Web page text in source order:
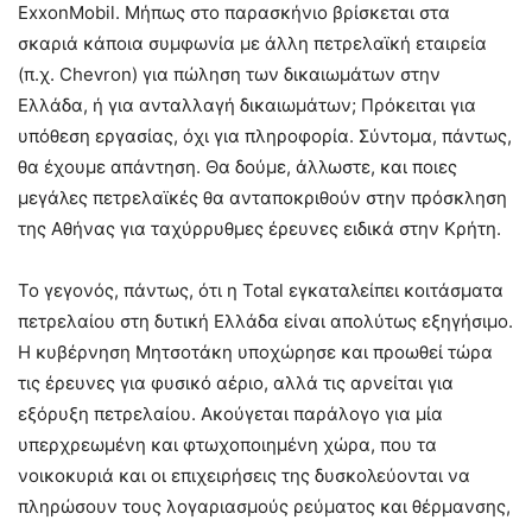
ExxonMobil. Μήπως στο παρασκήνιο βρίσκεται στα
σκαριά κάποια συμφωνία με άλλη πετρελαϊκή εταιρεία
(π.χ. Chevron) για πώληση των δικαιωμάτων στην
Ελλάδα, ή για ανταλλαγή δικαιωμάτων; Πρόκειται για
υπόθεση εργασίας, όχι για πληροφορία. Σύντομα, πάντως,
θα έχουμε απάντηση. Θα δούμε, άλλωστε, και ποιες
μεγάλες πετρελαϊκές θα ανταποκριθούν στην πρόσκληση
της Αθήνας για ταχύρρυθμες έρευνες ειδικά στην Κρήτη.
Το γεγονός, πάντως, ότι η Total εγκαταλείπει κοιτάσματα
πετρελαίου στη δυτική Ελλάδα είναι απολύτως εξηγήσιμο.
Η κυβέρνηση Μητσοτάκη υποχώρησε και προωθεί τώρα
τις έρευνες για φυσικό αέριο, αλλά τις αρνείται για
εξόρυξη πετρελαίου. Ακούγεται παράλογο για μία
υπερχρεωμένη και φτωχοποιημένη χώρα, που τα
νοικοκυριά και οι επιχειρήσεις της δυσκολεύονται να
πληρώσουν τους λογαριασμούς ρεύματος και θέρμανσης,